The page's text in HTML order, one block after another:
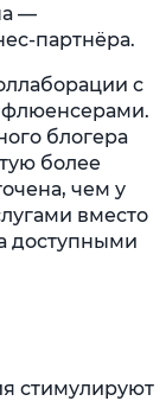
—
партнёра.
с
блогера
более
чем у
вместо
доступными
стимулируют